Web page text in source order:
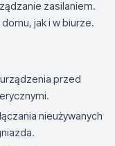
zasilaniem.
jak i w biurze.
przed
nieużywanych